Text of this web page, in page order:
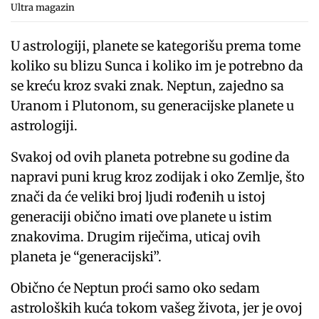
Ultra magazin
U astrologiji, planete se kategorišu prema tome
koliko su blizu Sunca i koliko im je potrebno da
se kreću kroz svaki znak. Neptun, zajedno sa
Uranom i Plutonom, su generacijske planete u
astrologiji.
Svakoj od ovih planeta potrebne su godine da
napravi puni krug kroz zodijak i oko Zemlje, što
znači da će veliki broj ljudi rođenih u istoj
generaciji obično imati ove planete u istim
znakovima. Drugim riječima, uticaj ovih
planeta je “generacijski”.
Obično će Neptun proći samo oko sedam
astroloških kuća tokom vašeg života, jer je ovoj